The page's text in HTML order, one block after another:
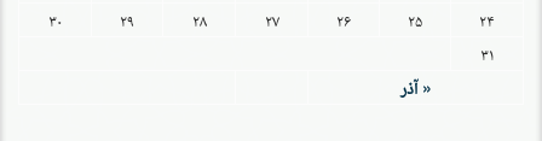
۲۴
۲۵ ۲۶ ۲۷ ۲۸ ۲۹
۳۰
۳۱
« آذر